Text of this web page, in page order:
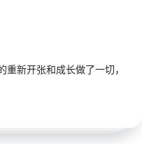
新开张和成长做了一切，